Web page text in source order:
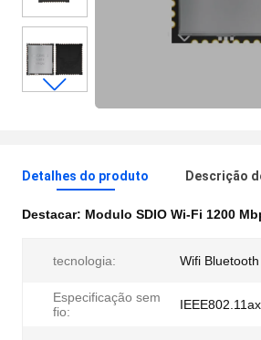
Detalhes do produto Descrição
Destacar: Modulo SDIO Wi-Fi 1200
tecnologia: Wifi
Especificação sem
fio: